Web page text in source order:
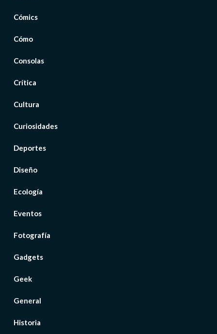
Cómics
Cómo
Consolas
Crítica
Cultura
Curiosidades
Deportes
Diseño
Ecología
Eventos
Fotografía
Gadgets
Geek
General
Historia